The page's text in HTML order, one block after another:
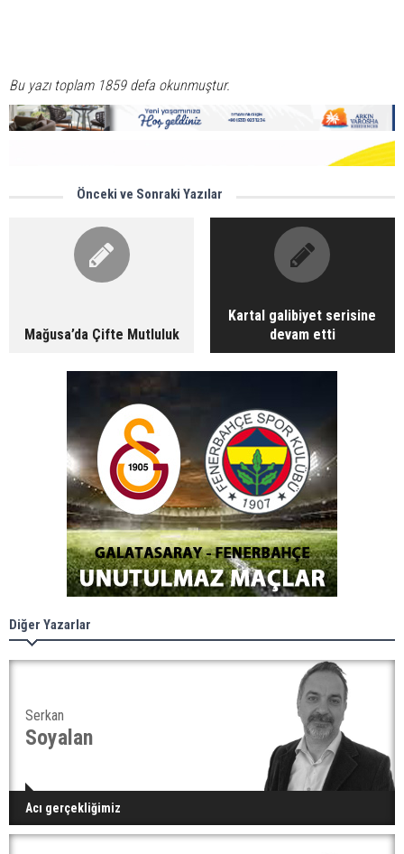
Bu yazı toplam 1859 defa okunmuştur.
Önceki ve Sonraki Yazılar
Mağusa’da Çifte Mutluluk
Kartal galibiyet serisine
devam etti
Diğer Yazarlar
Serkan
Soyalan
Acı gerçekliğimiz